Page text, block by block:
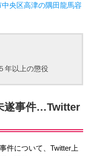
央区高津の隅田龍馬容
年以上の懲役
遂事件…Twitter
件について、Twitter上